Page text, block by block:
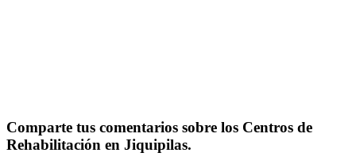
Comparte tus comentarios sobre los Centros de
Rehabilitación en Jiquipilas.